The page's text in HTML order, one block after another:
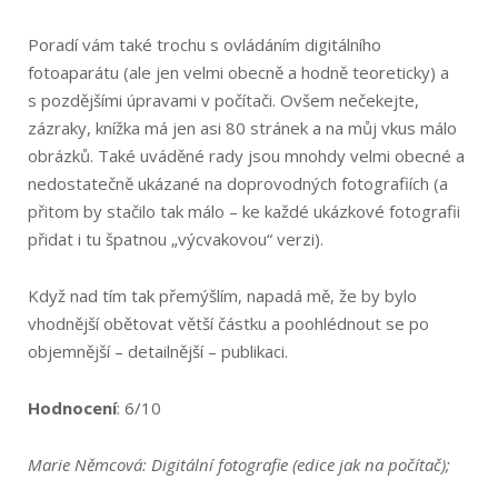
Poradí vám také trochu s ovládáním digitálního
fotoaparátu (ale jen velmi obecně a hodně teoreticky) a
s pozdějšími úpravami v počítači. Ovšem nečekejte,
zázraky, knížka má jen asi 80 stránek a na můj vkus málo
obrázků. Také uváděné rady jsou mnohdy velmi obecné a
nedostatečně ukázané na doprovodných fotografiích (a
přitom by stačilo tak málo – ke každé ukázkové fotografii
přidat i tu špatnou „výcvakovou“ verzi).
Když nad tím tak přemýšlím, napadá mě, že by bylo
vhodnější obětovat větší částku a poohlédnout se po
objemnější – detailnější – publikaci.
Hodnocení: 6/10
Marie Němcová: Digitální fotografie (edice jak na počítač);